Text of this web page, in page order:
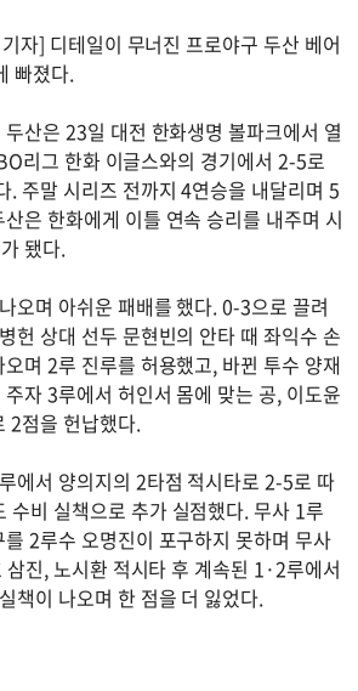
자] 디테일이 무너진 프로야구 두산 베어
빠졌다.
산은 23일 대전 한화생명 볼파크에서 열
리그 한화 이글스와의 경기에서 2-5로
. 주말 시리즈 전까지 4연승을 내달리며 5
은 한화에게 이틀 연속 승리를 내주며 시
됐다.
오며 아쉬운 패배를 했다. 0-3으로 끌려
헌 상대 선두 문현빈의 안타 때 좌익수 손
며 2루 진루를 허용했고, 바뀐 투수 양재
자 3루에서 허인서 몸에 맞는 공, 이도윤
2점을 헌납했다.
에서 양의지의 2타점 적시타로 2-5로 따
수비 실책으로 추가 실점했다. 무사 1루
2루수 오명진이 포구하지 못하며 무사
진, 노시환 적시타 후 계속된 1·2루에서
책이 나오며 한 점을 더 잃었다.